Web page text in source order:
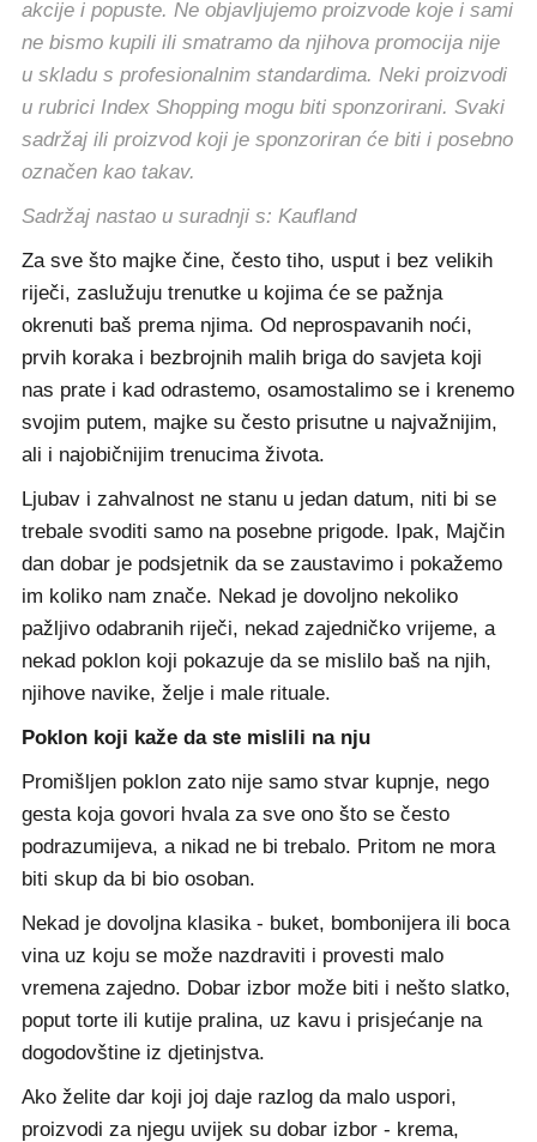
akcije i popuste. Ne objavljujemo proizvode koje i sami
ne bismo kupili ili smatramo da njihova promocija nije
u skladu s profesionalnim standardima. Neki proizvodi
u rubrici Index Shopping mogu biti sponzorirani. Svaki
sadržaj ili proizvod koji je sponzoriran će biti i posebno
označen kao takav.
Sadržaj nastao u suradnji s: Kaufland
Za sve što majke čine, često tiho, usput i bez velikih
riječi, zaslužuju trenutke u kojima će se pažnja
okrenuti baš prema njima. Od neprospavanih noći,
prvih koraka i bezbrojnih malih briga do savjeta koji
nas prate i kad odrastemo, osamostalimo se i krenemo
svojim putem, majke su često prisutne u najvažnijim,
ali i najobičnijim trenucima života.
Ljubav i zahvalnost ne stanu u jedan datum, niti bi se
trebale svoditi samo na posebne prigode. Ipak, Majčin
dan dobar je podsjetnik da se zaustavimo i pokažemo
im koliko nam znače. Nekad je dovoljno nekoliko
pažljivo odabranih riječi, nekad zajedničko vrijeme, a
nekad poklon koji pokazuje da se mislilo baš na njih,
njihove navike, želje i male rituale.
Poklon koji kaže da ste mislili na nju
Promišljen poklon zato nije samo stvar kupnje, nego
gesta koja govori hvala za sve ono što se često
podrazumijeva, a nikad ne bi trebalo. Pritom ne mora
biti skup da bi bio osoban.
Nekad je dovoljna klasika - buket, bombonijera ili boca
vina uz koju se može nazdraviti i provesti malo
vremena zajedno. Dobar izbor može biti i nešto slatko,
poput torte ili kutije pralina, uz kavu i prisjećanje na
dogodovštine iz djetinjstva.
Ako želite dar koji joj daje razlog da malo uspori,
proizvodi za njegu uvijek su dobar izbor - krema,